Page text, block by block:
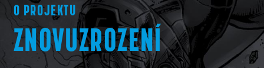
O PROJEKTU
ZNOVUZROZENÍ